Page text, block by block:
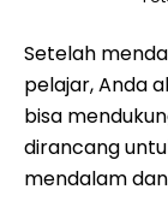
Setelah
pelajar, Anda
bisa
dirancang
mendalam